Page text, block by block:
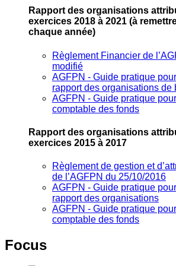
Rapport des organisations
exercices 2018 à 2021 (à
chaque année)
Règlement Financier de
modifié
AGFPN ‐ Guide pratique
rapport des organisations de
AGFPN ‐ Guide pratique
comptable des fonds
Rapport des organisations
exercices 2015 à 2017
Règlement de gestion et
de l’AGFPN du 25/10/2016
AGFPN ‐ Guide pratique
rapport des organisations
AGFPN ‐ Guide pratique
comptable des fonds
Focus